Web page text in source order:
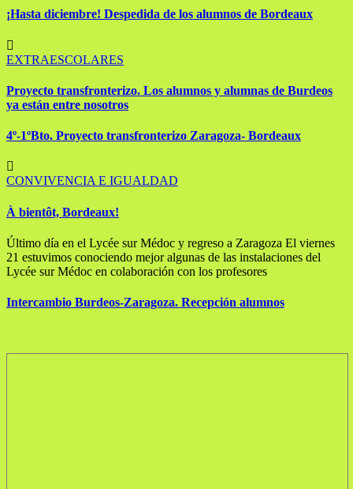
¡Hasta diciembre! Despedida de los alumnos de Bordeaux
EXTRAESCOLARES
Proyecto transfronterizo. Los alumnos y alumnas de Burdeos
ya están entre nosotros
4º-1ºBto. Proyecto transfronterizo Zaragoza- Bordeaux
CONVIVENCIA E IGUALDAD
À bientôt, Bordeaux!
Último día en el Lycée sur Médoc y regreso a Zaragoza El viernes
21 estuvimos conociendo mejor algunas de las instalaciones del
Lycée sur Médoc en colaboración con los profesores
Intercambio Burdeos-Zaragoza. Recepción alumnos